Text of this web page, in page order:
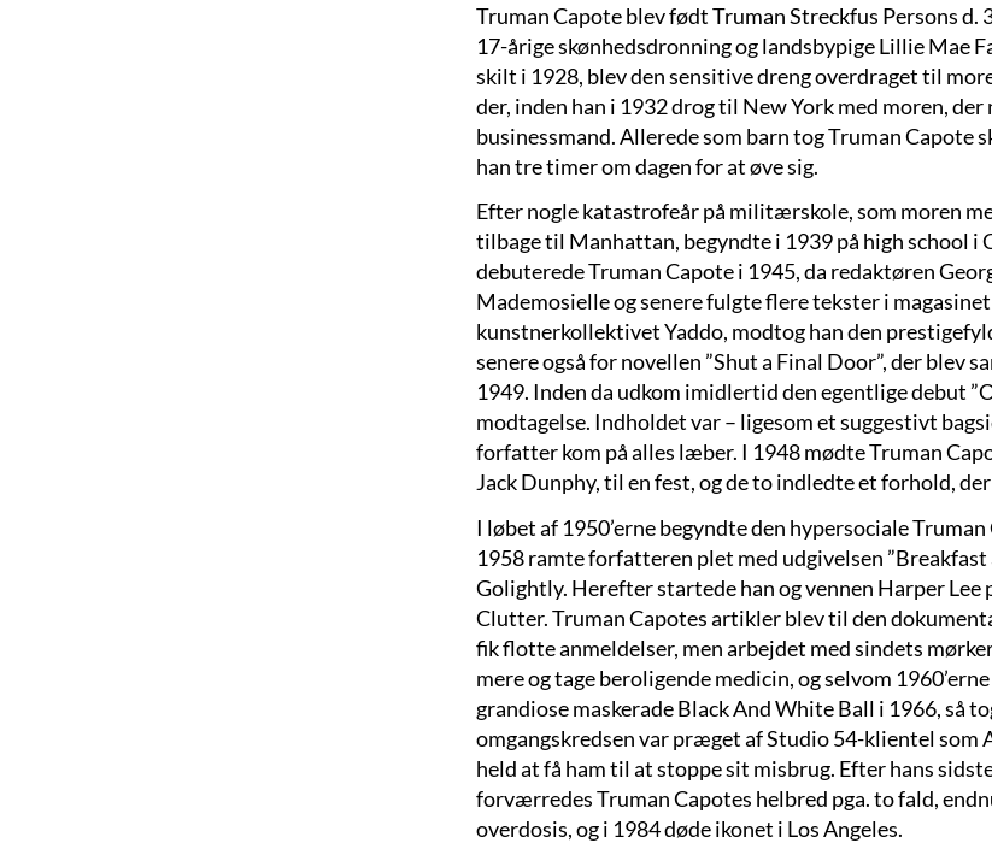
Truman Capote blev født Truman Streckfus Persons
17-årige skønhedsdronning og landsbypige Lillie Mae
skilt i 1928, blev den sensitive dreng overdraget til
der, inden han i 1932 drog til New York med moren,
businessmand. Allerede som barn tog Truman Capote
han tre timer om dagen for at øve sig.
Efter nogle katastrofeår på militærskole, som moren
tilbage til Manhattan, begyndte i 1939 på high school
debuterede Truman Capote i 1945, da redaktøren
Mademosielle og senere fulgte flere tekster i
kunstnerkollektivet Yaddo, modtog han den
senere også for novellen ”Shut a Final Door”, der blev
1949. Inden da udkom imidlertid den egentlige debut
modtagelse. Indholdet var – ligesom et suggestivt
forfatter kom på alles læber. I 1948 mødte Truman
Jack Dunphy, til en fest, og de to indledte et forhold,
I løbet af 1950’erne begyndte den hypersociale
1958 ramte forfatteren plet med udgivelsen
Golightly. Herefter startede han og vennen Harper
Clutter. Truman Capotes artikler blev til den
fik flotte anmeldelser, men arbejdet med sindets
mere og tage beroligende medicin, og selvom
grandiose maskerade Black And White Ball i 1966, så
omgangskredsen var præget af Studio 54-klientel
held at få ham til at stoppe sit misbrug. Efter hans
forværredes Truman Capotes helbred pga. to fald,
overdosis, og i 1984 døde ikonet i Los Angeles.